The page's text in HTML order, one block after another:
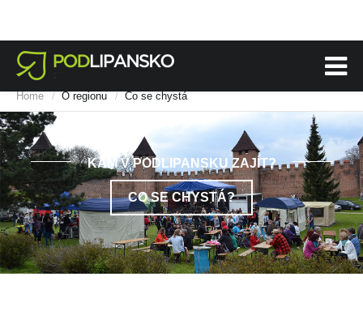
Home / O regionu / Co se chystá
KAM V PODLIPANSKU ZAJÍT?
CO SE CHYSTÁ?